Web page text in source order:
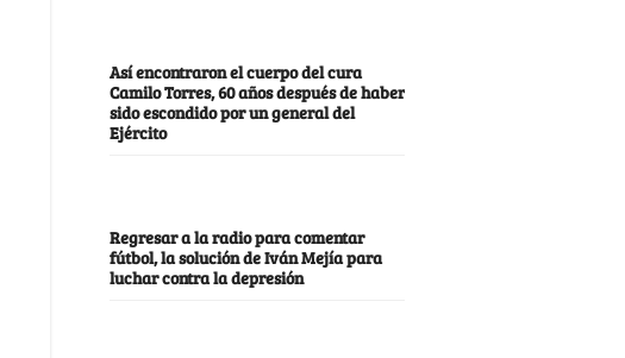
Así encontraron el cuerpo del cura
Camilo Torres, 60 años después de haber
sido escondido por un general del
Ejército
Regresar a la radio para comentar
fútbol, la solución de Iván Mejía para
luchar contra la depresión